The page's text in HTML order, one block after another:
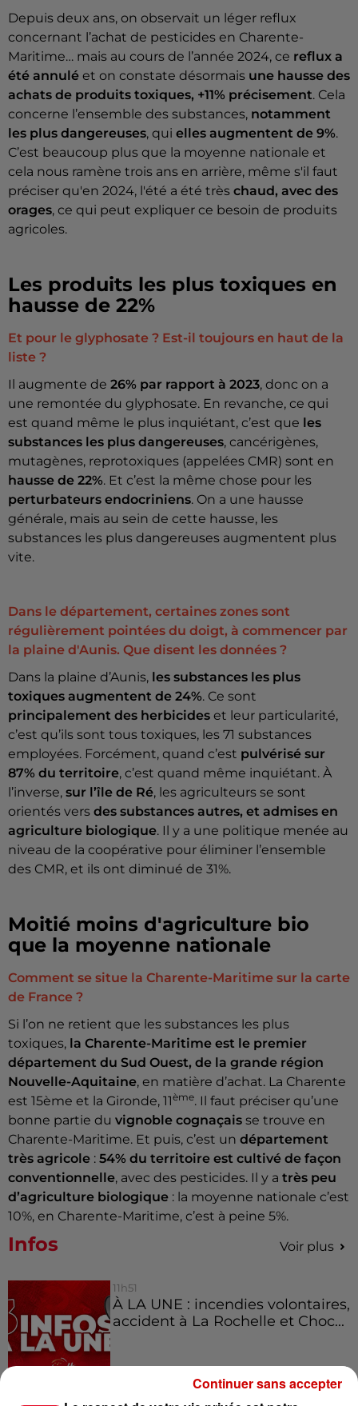
Depuis deux ans, on observait un léger reflux
concernant l’achat de pesticides en Charente-
Maritime… mais au cours de l’année 2024, ce reflux a
été annulé et on constate désormais une hausse des
achats de produits toxiques, +11% précisement. Cela
concerne l’ensemble des substances, notamment
les plus dangereuses, qui elles augmentent de 9%.
C’est beaucoup plus que la moyenne nationale et
cela nous ramène trois ans en arrière, même s'il faut
préciser qu'en 2024, l'été a été très chaud, avec des
orages, ce qui peut expliquer ce besoin de produits
agricoles.
Les produits les plus toxiques en
hausse de 22%
Et pour le glyphosate ? Est-il toujours en haut de la
liste ?
Il augmente de 26% par rapport à 2023, donc on a
une remontée du glyphosate. En revanche, ce qui
est quand même le plus inquiétant, c’est que les
substances les plus dangereuses, cancérigènes,
mutagènes, reprotoxiques (appelées CMR) sont en
hausse de 22%. Et c’est la même chose pour les
perturbateurs endocriniens. On a une hausse
générale, mais au sein de cette hausse, les
substances les plus dangereuses augmentent plus
vite.
Dans le département, certaines zones sont
régulièrement pointées du doigt, à commencer par
la plaine d'Aunis. Que disent les données ?
Dans la plaine d’Aunis, les substances les plus
toxiques augmentent de 24%. Ce sont
principalement des herbicides et leur particularité,
c’est qu’ils sont tous toxiques, les 71 substances
employées. Forcément, quand c’est pulvérisé sur
87% du territoire, c’est quand même inquiétant. À
l’inverse, sur l’île de Ré, les agriculteurs se sont
orientés vers des substances autres, et admises en
agriculture biologique. Il y a une politique menée au
niveau de la coopérative pour éliminer l’ensemble
des CMR, et ils ont diminué de 31%.
Moitié moins d'agriculture bio
que la moyenne nationale
Comment se situe la Charente-Maritime sur la carte
de France ?
Si l’on ne retient que les substances les plus
toxiques, la Charente-Maritime est le premier
département du Sud Ouest, de la grande région
Nouvelle-Aquitaine, en matière d’achat. La Charente
est 15ème et la Gironde, 11ème. Il faut préciser qu’une
bonne partie du vignoble cognaçais se trouve en
Charente-Maritime. Et puis, c’est un département
très agricole : 54% du territoire est cultivé de façon
conventionnelle, avec des pesticides. Il y a très peu
d’agriculture biologique : la moyenne nationale c’est
10%, en Charente-Maritime, c’est à peine 5%.
Infos Voir plus
11h51
À LA UNE : incendies volontaires,
accident à La Rochelle et Choc...
Continuer sans accepter